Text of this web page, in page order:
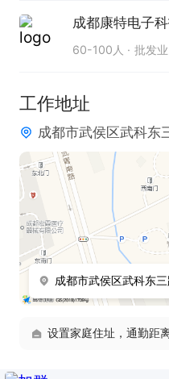
正薪资5.5-7千，内含
委会内)
招聘人数：400人
职位福利：提供住宿，
福利、带薪年假。
面试地址：武科东3路9
明是来面试的，在双流
成都康特电子
60-100人 批发业
工作地址
成都市武侯区武科东
成都市武侯区武科东
设置家庭住址，通勤距